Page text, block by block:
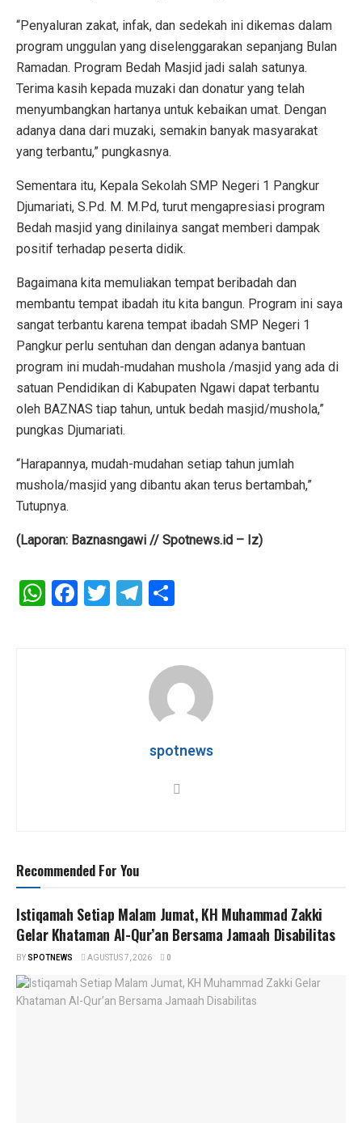
“Penyaluran zakat, infak, dan sedekah ini dikemas dalam
program unggulan yang diselenggarakan sepanjang Bulan
Ramadan. Program Bedah Masjid jadi salah satunya.
Terima kasih kepada muzaki dan donatur yang telah
menyumbangkan hartanya untuk kebaikan umat. Dengan
adanya dana dari muzaki, semakin banyak masyarakat
yang terbantu,” pungkasnya.
Sementara itu, Kepala Sekolah SMP Negeri 1 Pangkur
Djumariati, S.Pd. M. M.Pd, turut mengapresiasi program
Bedah masjid yang dinilainya sangat memberi dampak
positif terhadap peserta didik.
Bagaimana kita memuliakan tempat beribadah dan
membantu tempat ibadah itu kita bangun. Program ini saya
sangat terbantu karena tempat ibadah SMP Negeri 1
Pangkur perlu sentuhan dan dengan adanya bantuan
program ini mudah-mudahan mushola /masjid yang ada di
satuan Pendidikan di Kabupaten Ngawi dapat terbantu
oleh BAZNAS tiap tahun, untuk bedah masjid/mushola,”
pungkas Djumariati.
“Harapannya, mudah-mudahan setiap tahun jumlah
mushola/masjid yang dibantu akan terus bertambah,”
Tutupnya.
(Laporan: Baznasngawi // Spotnews.id – Iz)
W
h
F
a
T
wi
T
el
gr
a
m
e
spotnews
Recommended For You
Istiqamah Setiap Malam Jumat, KH Muhammad Zakki
Gelar Khataman Al-Qur’an Bersama Jamaah Disabilitas
BYSPOTNEWS AGUSTUS 7, 2026 0